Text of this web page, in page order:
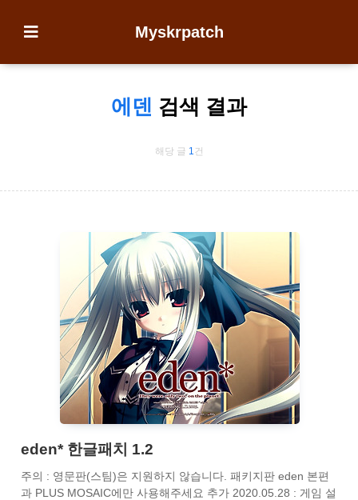
Myskrpatch
에덴 검색 결과
해당 글 1건
eden* 한글패치 1.2
주의 : 영문판(스팀)은 지원하지 않습니다. 패키지판 eden 본편
과 PLUS MOSAIC에만 사용해주세요 추가 2020.05.28 : 게임 설